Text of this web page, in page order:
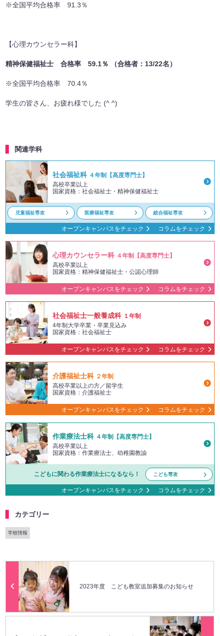
※全国平均合格率 91.3％
【心理カウンセラー科】
精神保健福祉士 合格率 59.1％ （合格者：13/22名）
※全国平均合格率 70.4％
学生の皆さん、お疲れ様でした (^ ^)
関連学科
社会福祉科 ４年制【高度専門士】
高校卒業以上
国家資格：社会福祉士・精神保健福祉士
児童福祉専攻 医療福祉専攻 総合福祉専攻
オープンキャンパスをチェック コラムをチェック
心理カウンセラー科 ４年制【高度専門士】
高校卒業以上
国家資格：精神保健福祉士・公認心理師
オープンキャンパスをチェック コラムをチェック
社会福祉士一般養成科 １年制
4年制大学卒業・卒業見込み
国家資格：社会福祉士
オープンキャンパスをチェック コラムをチェック
介護福祉士科 ２年制
高校卒業以上の方／留学生
国家資格：介護福祉士
オープンキャンパスをチェック コラムをチェック
作業療法士科 ４年制【高度専門士】
高校卒業以上
国家資格：作業療法士、幼稚園教諭
こどもに関わる作業療法士になるなら！ こども専攻
オープンキャンパスをチェック コラムをチェック
カテゴリー
学校情報
2023年度 こども教室追加募集のお知らせ